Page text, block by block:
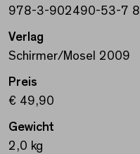
978-3-902490-53-7 8
Verlag
Schirmer/Mosel 2009
Preis
€ 49,90
Gewicht
2,0 kg